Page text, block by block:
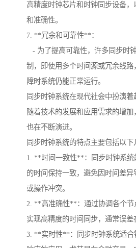
高精度时钟芯片和时钟同步设备
和准确性。
7. **冗余和可靠性**：
- 为了提高可靠性，许多同步时
制，即使用多个时间源或冗余线
障时系统仍能正常运行。
同步时钟系统在现代社会中扮演着
随着技术的发展和应用需求的增
也在不断演进。
同步时钟系统的特点主要包括以下
1. **时间一致性**：同步时钟系统
的时间保持一致，避免因时间差
或操作冲突。
2. **高准确性**：通过协调各个节
实现高精度的时间同步，通常误差
3. **实时性**：同步时钟系统适合